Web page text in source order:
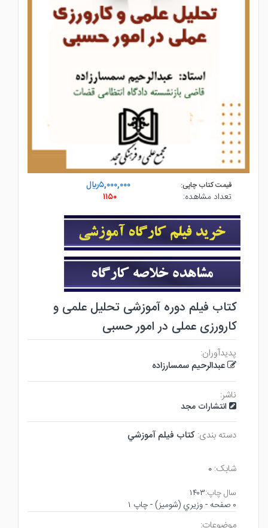
قیمت کتاب چاپی:
۵,۰۰۰,۰۰۰ريال
تعداد مشاهده:
۱۱۵۰
کتاب فیلم دوره آموزشی تحلیل علمی و
کارورزی عملی در امور حسبی
پدیدآوران:
عبدالرحیم سمسارزاده
ناشر:
انتشارات مجد
دسته بندی: كتاب فيلم آموزشي
شابک: ۰
سال چاپ:۱۴۰۳
۰ صفحه - وزيري (شوميز) - چاپ ۱